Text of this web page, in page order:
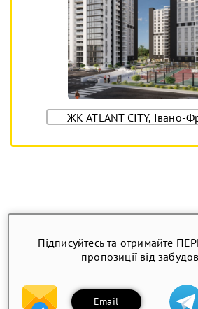
ЖК ATLANT CITY, Івано-
Підписуйтесь та отримайте
пропозиції від
Email